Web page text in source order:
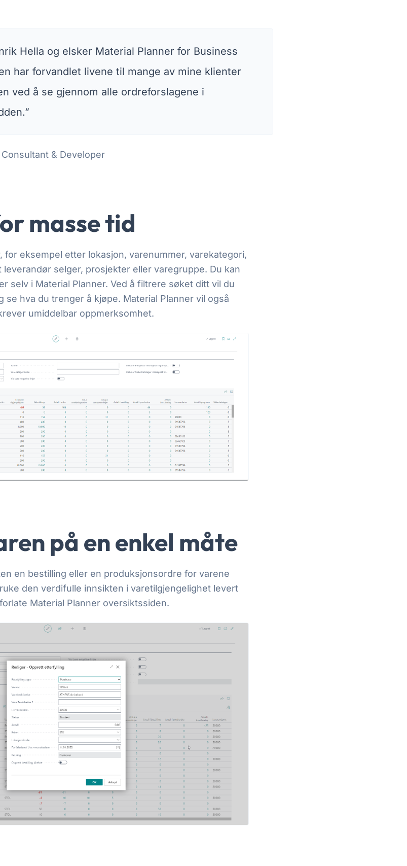
Hella og elsker Material Planner for Business
har forvandlet livene til mange av mine klienter
ved å se gjennom alle ordreforslagene i
& Developer
masse tid
for eksempel etter lokasjon, varenummer, varekategori,
selger, prosjekter eller varegruppe. Du kan
selv i Material Planner. Ved å filtrere søket ditt vil du
se hva du trenger å kjøpe. Material Planner vil også
umiddelbar oppmerksomhet.
på en enkel måte
en bestilling eller en produksjonsordre for varene
den verdifulle innsikten i varetilgjengelighet levert
Material Planner oversiktssiden.